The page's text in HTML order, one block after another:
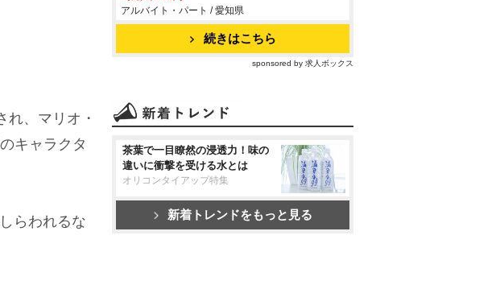
、マリオ・
キャラクタ
らわれるな
アルバイト・パート / 愛知県
続きはこちら
sponsored by 求人ボックス
茶葉で一目瞭然の浸透力！味の
違いに衝撃を受ける水とは
オリコンタイアップ特集
新着トレンドをもっと見る